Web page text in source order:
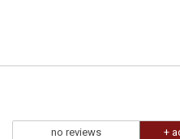
no reviews +